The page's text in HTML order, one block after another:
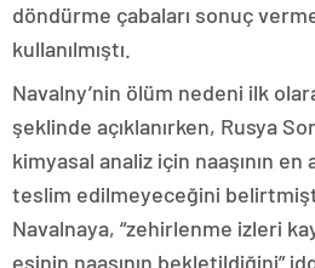
döndürme çabaları sonuç
kullanılmıştı.
Navalny’nin ölüm nedeni ilk
şeklinde açıklanırken, Rusya
kimyasal analiz için naaşının en
teslim edilmeyeceğini
Navalnaya, “zehirlenme izleri
eşinin naaşının bekletildiğini”